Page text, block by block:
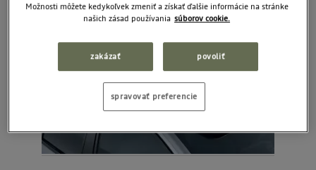
Možnosti môžete kedykoľvek zmeniť a získať ďalšie informácie na stránke
našich zásad používania súborov cookie.
zakázať povoliť
spravovať preferencie